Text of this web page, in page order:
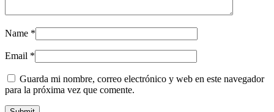
Name *
Email *
Guarda mi nombre, correo electrónico y web en este navegador
para la próxima vez que comente.